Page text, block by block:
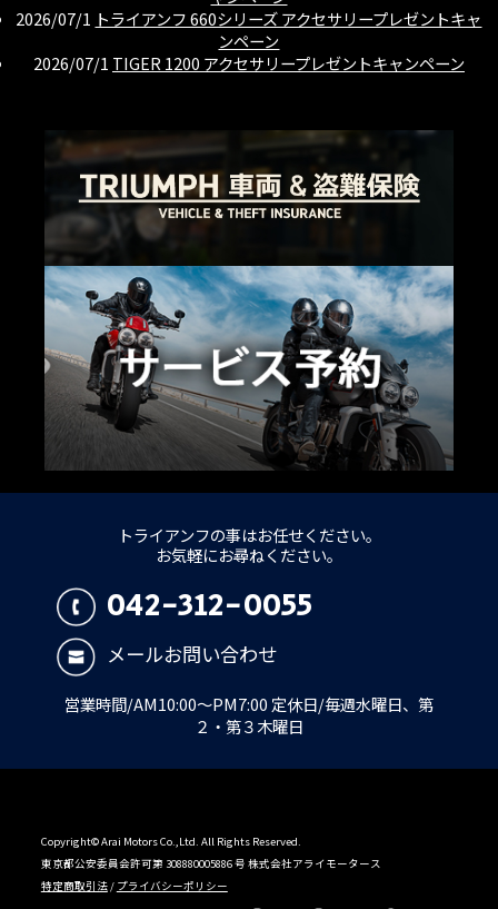
2026/07/1 トライアンフ 660シリーズ アクセサリープレゼントキャ
ンペーン
2026/07/1 TIGER 1200 アクセサリープレゼントキャンペーン
トライアンフの事はお任せください。
お気軽にお尋ねください。
042-312-0055
メールお問い合わせ
営業時間/AM10:00～PM7:00 定休日/毎週水曜日、第
２・第３木曜日
Copyright© Arai Motors Co.,Ltd. All Rights Reserved.
東京都公安委員会許可第 308880005886 号 株式会社アライモータース
特定商取引法/ プライバシーポリシー